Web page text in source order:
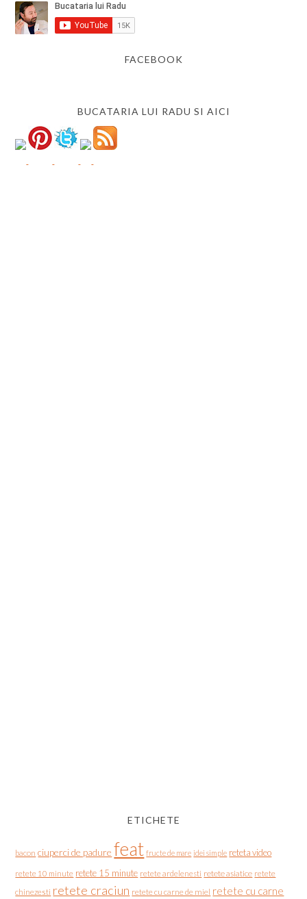
FACEBOOK
BUCATARIA LUI RADU SI AICI
ETICHETE
bacon ciuperci de padure feat fructe de mare idei simple reteta video
retete 10 minute retete 15 minute retete ardelenesti retete asiatice retete
chinezesti retete craciun retete cu carne de miel retete cu carne